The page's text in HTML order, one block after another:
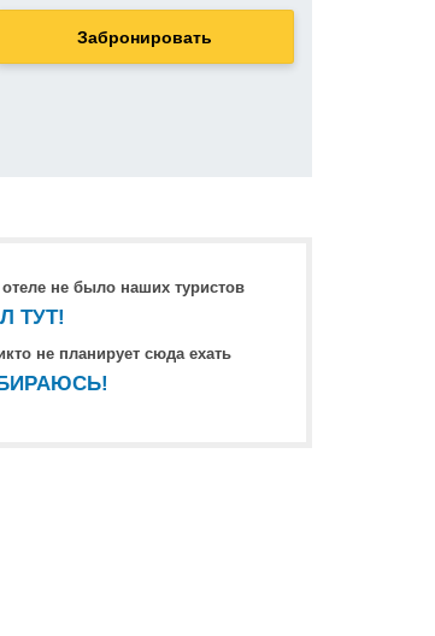
Забронировать
не было наших туристов
ТУТ!
не планирует сюда ехать